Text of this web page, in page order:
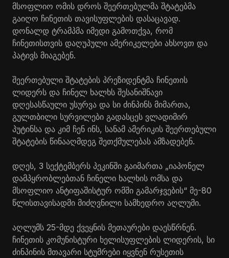
მსოფლიო ომის დროს შეერთებულმა შტატებმა
გაიღო ჩინეთის თავისუფლების დასაცავად.
დონალდ ტრამპმა იმედი გამოთქვა, რომ
ჩინეთისთვის დაღუპული ამერიკელები ახსოვთ და
პატივს მიაგებენ.
შეერთებული შტატების პრეზიდენტმა ჩინეთის
ლიდერს და ჩინელ ხალხს შესანიშნავი
დღესასწაული უსურვა და სი ძინპინს მიმართა,
გულთბილი სურვილები გადასცეს ვლადიმირ
პუტინსა და კიმ ჩენ ინს, სანამ ამერიკის შეერთებული
შტატების წინააღმდეგ შეთქმულებას ამზადებენ.
დღეს, 3 სექტემბერს პეკინში გაიმართა „იაპონელ
დამპყრობლებთან ჩინელი ხალხის ომსა და
მსოფლიო ანტიფაშისტურ ომში გამარჯვების“ მე-80
წლისთავისადმი მიძღვნილი სამხედრო აღლუმი.
აღლუმს 25-მდე ქვეყნის მეთაურები დაესწრნენ.
ჩინეთის კომუნისტური ხელისუფლების ლიდერის, სი
ძინპინის მთავარი სტუმრები იყვნენ რუსეთის